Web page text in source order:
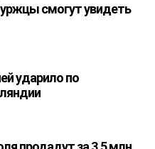
смогут увидеть
ударило по